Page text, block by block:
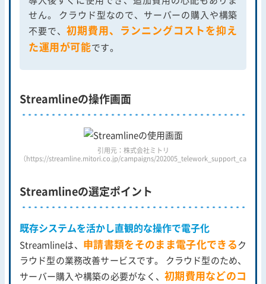
せん。 クラウド型なので、サーバーの購入や構築
不要で、初期費用、ランニングコストを抑え
た運用が可能です。
Streamlineの操作画面
引用元：株式会社ミトリ
（https://streamline.mitori.co.jp/campaigns/
Streamlineの選定ポイント
既存システムを活かし直観的な操作で電子化
Streamlineは、 申請書類をそのまま電子化できるク
ラウド型の業務改善サービスです。 クラウド型のため、
サーバー購入や構築の必要がなく、初期費用などのコ